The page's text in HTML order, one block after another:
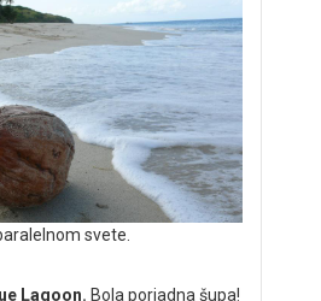
svete.
Lagoon. Bola poriadna šupa!